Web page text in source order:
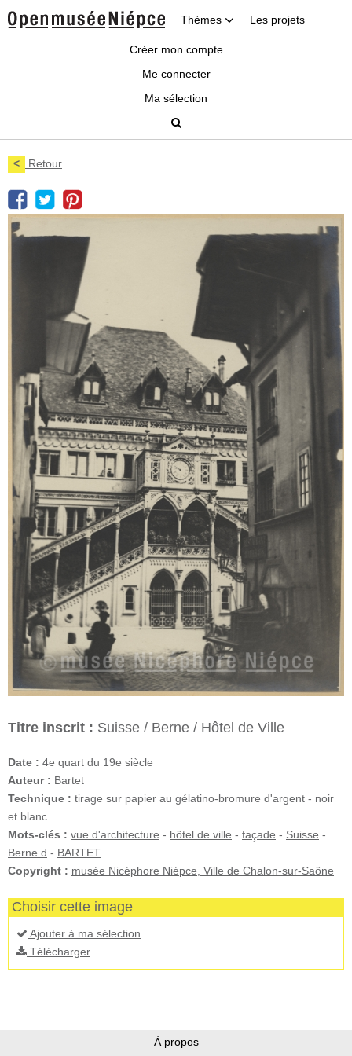
Thèmes Les projets
Créer mon compte
Me connecter
Ma sélection
< Retour
Titre inscrit : Suisse / Berne / Hôtel de Ville
Date : 4e quart du 19e siècle
Auteur : Bartet
Technique : tirage sur papier au gélatino-bromure d'argent - noir
et blanc
Mots-clés : vue d'architecture - hôtel de ville - façade - Suisse -
Berne d - BARTET
Copyright : musée Nicéphore Niépce, Ville de Chalon-sur-Saône
Choisir cette image
Ajouter à ma sélection
Télécharger
À propos